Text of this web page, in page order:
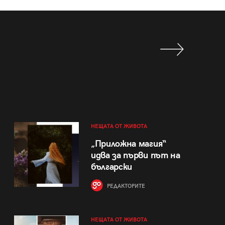
НЕЩАТА ОТ ЖИВОТА
„Приложна магия“
идва за първи път на
български
РЕДАКТОРИТЕ
НЕЩАТА ОТ ЖИВОТА